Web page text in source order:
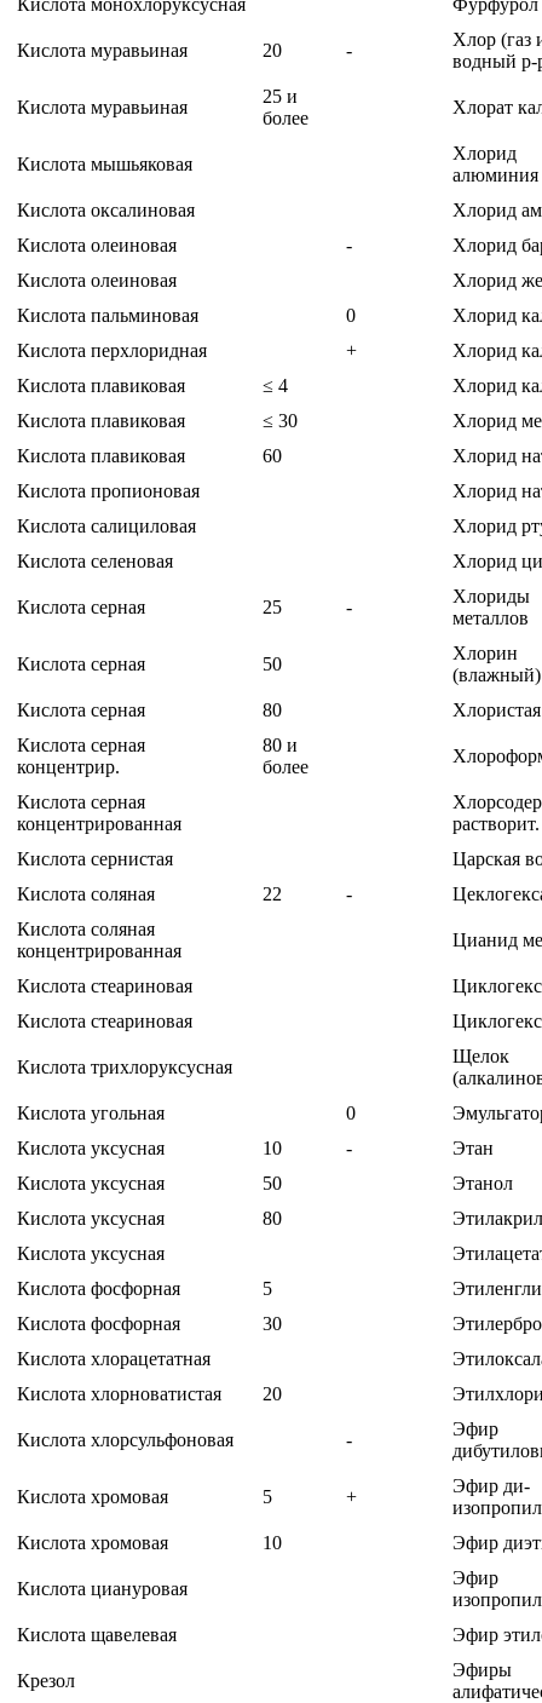
Кислота муравьиная 20 -
Хлор (газ
водный р-
Кислота муравьиная
25 и
более
Хлорат
Кислота мышьяковая
Хлорид
алюминия
Кислота оксалиновая
Хлорид
Кислота олеиновая
-
Хлорид
Кислота олеиновая
Хлорид
Кислота пальминовая
0
Хлорид
Кислота перхлоридная
+
Хлорид
Кислота плавиковая
≤ 4
Хлорид
Кислота плавиковая
≤ 30
Хлорид
Кислота плавиковая
60
Хлорид
Кислота пропионовая
Хлорид
Кислота салициловая
Хлорид
Кислота селеновая
Хлорид
Кислота серная 25 -
Хлориды
металлов
Кислота серная 50
Хлорин
(влажный)
Кислота серная
80
Кислота серная
концентрир.
80 и
более
Кислота серная
концентрированная
растворит.
Кислота сернистая
Царская
Кислота соляная
22 -
Кислота соляная
концентрированная
Цианид
Кислота стеариновая
Кислота стеариновая
Кислота трихлоруксусная
Щелок
Кислота угольная
0
Кислота уксусная
10 -
Этан
Кислота уксусная
50
Этанол
Кислота уксусная
80
Кислота уксусная
Кислота фосфорная
5
Кислота фосфорная
30
Кислота хлорацетатная
Кислота хлорноватистая
20
Кислота хлорсульфоновая -
Эфир
Кислота хромовая 5 +
Эфир ди-
Кислота хромовая
10 Эфир
Кислота циануровая
Эфир
Кислота щавелевая
Эфир
Крезол
Эфиры